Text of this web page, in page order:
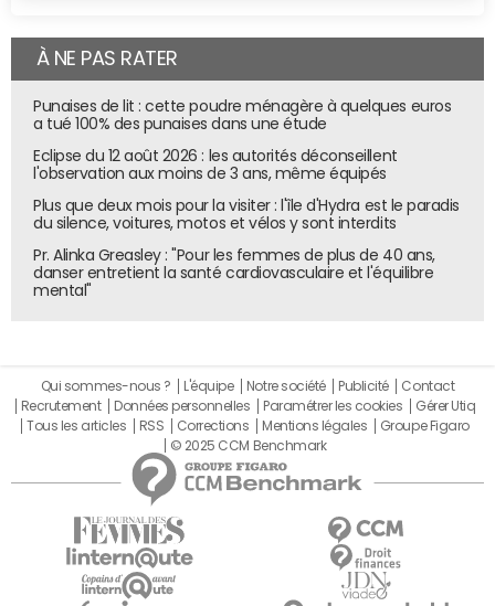
À NE PAS RATER
Punaises de lit : cette poudre ménagère à quelques euros
a tué 100% des punaises dans une étude
Eclipse du 12 août 2026 : les autorités déconseillent
l'observation aux moins de 3 ans, même équipés
Plus que deux mois pour la visiter : l'île d'Hydra est le paradis
du silence, voitures, motos et vélos y sont interdits
Pr. Alinka Greasley : "Pour les femmes de plus de 40 ans,
danser entretient la santé cardiovasculaire et l'équilibre
mental"
Qui sommes-nous ? L'équipe Notre société Publicité
Contact
Recrutement
Données personnelles Paramétrer les cookies
Gérer Utiq
Tous les articles
RSS Corrections Mentions légales
Groupe Figaro
© 2025 CCM Benchmark